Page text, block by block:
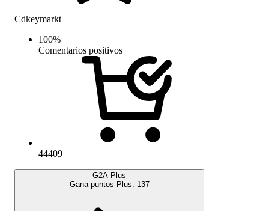
Cdkeymarkt
100%
Comentarios positivos
44409
G2A Plus
Gana puntos Plus: 137